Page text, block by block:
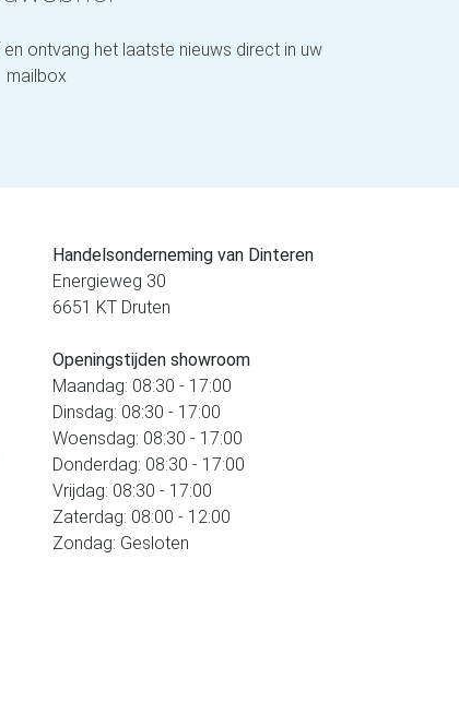
ontvang het laatste nieuws direct in uw
mailbox
Handelsonderneming van Dinteren
Energieweg 30
6651 KT Druten
Openingstijden showroom
Maandag: 08:30 - 17:00
Dinsdag: 08:30 - 17:00
Woensdag: 08:30 - 17:00
Donderdag: 08:30 - 17:00
Vrijdag: 08:30 - 17:00
Zaterdag: 08:00 - 12:00
Zondag: Gesloten